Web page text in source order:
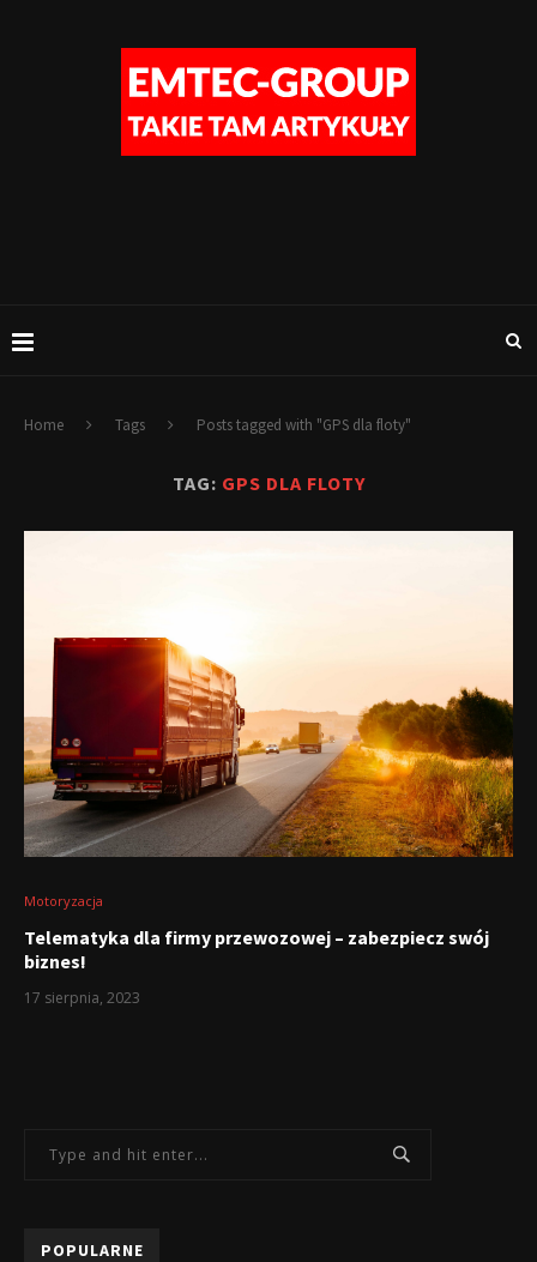
Home Tags Posts tagged with "GPS dla floty"
TAG: GPS DLA FLOTY
Motoryzacja
Telematyka dla firmy przewozowej – zabezpiecz swój
biznes!
17 sierpnia, 2023
POPULARNE